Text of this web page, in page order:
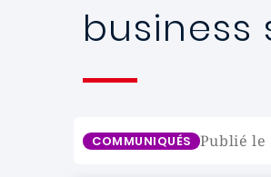
business
COMMUNIQUÉS Publié le